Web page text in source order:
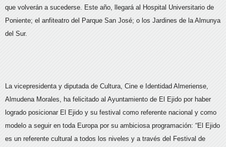
que volverán a sucederse. Este año, llegará al Hospital Universitario de
Poniente; el anfiteatro del Parque San José; o los Jardines de la Almunya
del Sur.
La vicepresidenta y diputada de Cultura, Cine e Identidad Almeriense,
Almudena Morales, ha felicitado al Ayuntamiento de El Ejido por haber
logrado posicionar El Ejido y su festival como referente nacional y como
modelo a seguir en toda Europa por su ambiciosa programación: “El Ejido
es un referente cultural a todos los niveles y a través del Festival de